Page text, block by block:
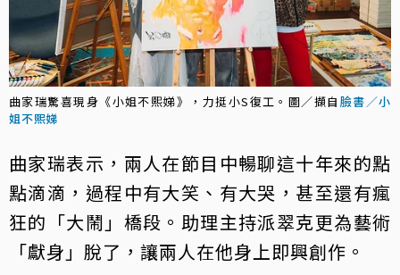
曲家瑞驚喜現身《小姐不熙娣》，力挺小S復工。圖／擷自 臉書／小
姐不熙娣
曲家瑞表示，兩人在節目中暢聊這十年來的點
點滴滴，過程中有大笑、有大哭，甚至還有瘋
狂的「大鬧」橋段。助理主持派翠克更為藝術
「獻身」脫了，讓兩人在他身上即興創作。